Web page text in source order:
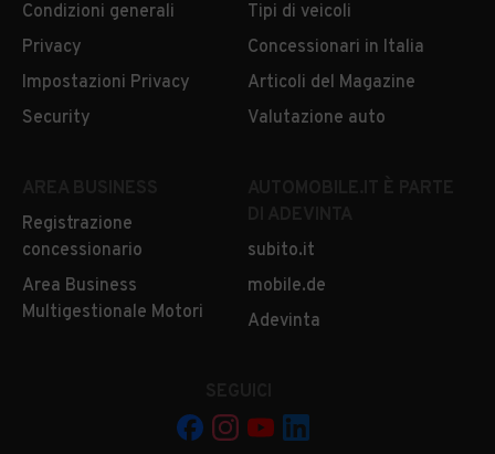
Condizioni generali
Privacy
Impostazioni Privacy
Security
Tipi di veicoli
Concessionari in Italia
Articoli del Magazine
Valutazione auto
Registrazione
concessionario
Area Business
Multigestionale Motori
subito.it
mobile.de
Adevinta